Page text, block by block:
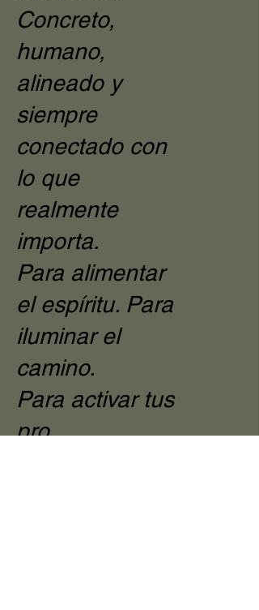
Concreto,
humano,
alineado y
siempre
conectado con
lo que
realmente
importa.
Para alimentar
el espíritu. Para
iluminar el
camino.
Para activar tus
pro